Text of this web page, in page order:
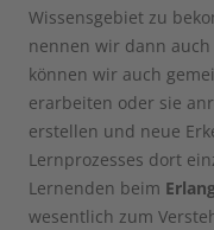
Wissensgebiet zu
nennen wir dann auch
können wir auch
erarbeiten oder sie
erstellen und neue
Lernprozesses dort
Lernenden beim
wesentlich zum